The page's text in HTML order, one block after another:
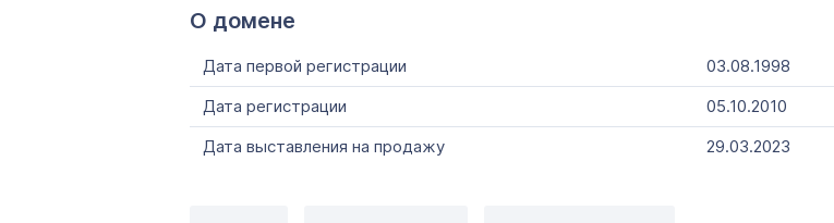
О домене
Дата первой регистрации
03.08.1998
Дата регистрации
05.10.2010
Дата выставления на продажу
29.03.2023